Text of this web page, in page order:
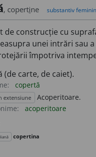
, copertine substantiv feminin
de construcție cu
unei intrări sau
împotriva
(de carte, de caiet).
copertă
extensiune
Acoperitoare.
acoperitoare
copertina